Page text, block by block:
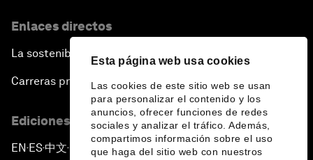
Esta página web usa cookies
Las cookies de este sitio web se usan
para personalizar el contenido y los
anuncios, ofrecer funciones de redes
sociales y analizar el tráfico. Además,
compartimos información sobre el uso
que haga del sitio web con nuestros
Enlaces directos
La sostenibilidad en el Foro
Carreras profesionales
Ediciones en otros idiomas
EN ▪ ES▪中文▪ 日本語